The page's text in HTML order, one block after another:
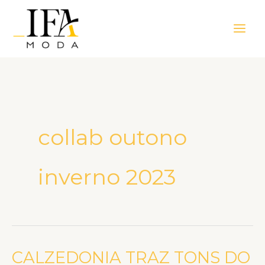
Menu
collab outono
inverno 2023
CALZEDONIA TRAZ TONS DO
CALZEDONIA